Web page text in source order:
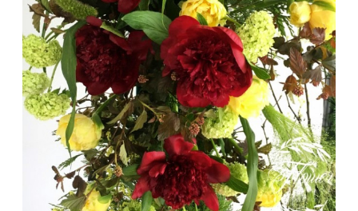
School:
corso
“Arco
Fiorito”,
Milano